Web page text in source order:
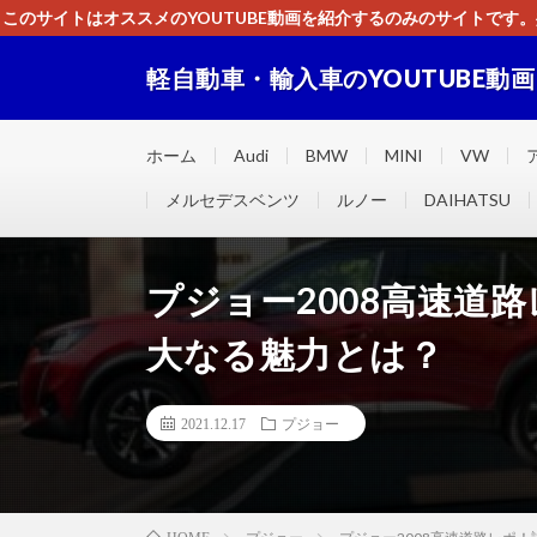
このサイトはオススメのYOUTUBE動画を紹介するのみのサイトです
軽自動車・輸入車のYOUTUBE動
ホーム Audi BMW MINI VW
メルセデスベンツ ルノー DAIHATSU
プジョー2008高速道
大なる魅力とは？
2021.12.17 プジョー